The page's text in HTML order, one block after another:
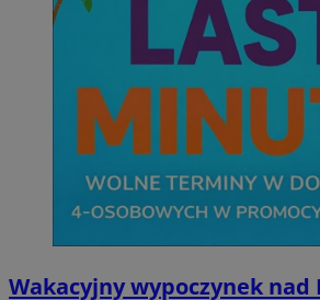
Wakacyjny wypoczynek nad